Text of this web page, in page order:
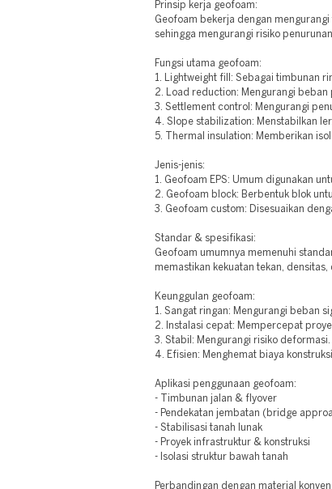
Prinsip kerja geofoam:
Geofoam bekerja dengan
sehingga mengurangi risiko penurunan
Fungsi utama geofoam:
1. Lightweight fill: Sebagai timbunan
2. Load reduction: Mengurangi beban
3. Settlement control: Mengurangi
4. Slope stabilization: Menstabilkan
5. Thermal insulation: Memberikan
Jenis-jenis:
1. Geofoam EPS: Umum digunakan
2. Geofoam block: Berbentuk blok
3. Geofoam custom: Disesuaikan
Standar & spesifikasi:
Geofoam umumnya memenuhi
memastikan kekuatan tekan,
Keunggulan geofoam:
1. Sangat ringan: Mengurangi beban
2. Instalasi cepat: Mempercepat
3. Stabil: Mengurangi risiko deformasi.
4. Efisien: Menghemat biaya
Aplikasi penggunaan geofoam:
- Timbunan jalan & flyover
- Pendekatan jembatan (bridge
- Stabilisasi tanah lunak
- Proyek infrastruktur & konstruksi
- Isolasi struktur bawah tanah
Perbandingan dengan material